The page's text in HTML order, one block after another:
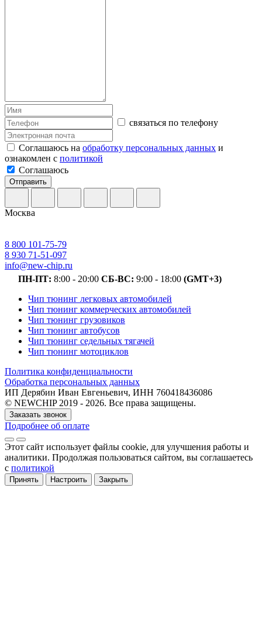
связаться по телефону
Соглашаюсь на обработку персональных данных и
ознакомлен с политикой
Соглашаюсь
Отправить
Москва
8 800 101-75-79
8 930 71-51-097
info@new-chip.ru
ПН-ПТ: 8:00 - 20:00 СБ-ВС: 9:00 - 18:00 (GMT+3)
Чип тюнинг легковых автомобилей
Чип тюнинг коммерческих автомобилей
Чип тюнинг грузовиков
Чип тюнинг автобусов
Чип тюнинг седельных тягачей
Чип тюнинг мотоциклов
Политика конфиденциальности
Обработка персональных данных
ИП Дерябин Иван Евгеньевич, ИНН 760418436086
© NEWCHIP 2019 - 2026. Все права защищены.
Заказать звонок
Подробнее об оплате
Этот сайт использует файлы cookie, для улучшения работы и
аналитики. Продолжая пользоваться сайтом, вы соглашаетесь
с политикой
Принять Настроить Закрыть